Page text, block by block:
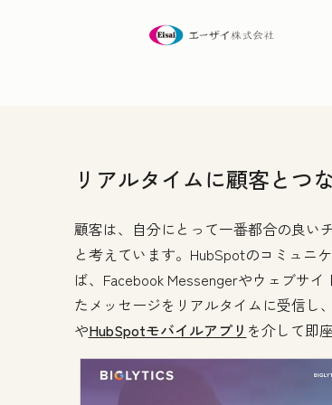
リアルタイムに顧客とつ
顧客は、自分にとって一番都合の良い
と考えています。HubSpotのコミュニ
ば、Facebook Messengerやウェブサ
たメッセージをリアルタイムに受信し
やHubSpotモバイルアプリ を介して即